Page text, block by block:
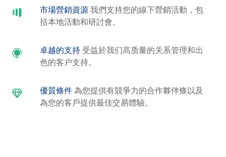
市場營銷資源我們支持您的線下營銷活動，包
括本地活動和研討會。
卓越的支持受益於我们高质量的关系管理和出
色的客户支持。
優質條件為您提供有競爭力的合作夥伴條以及
為您的客戶提供最佳交易體驗。